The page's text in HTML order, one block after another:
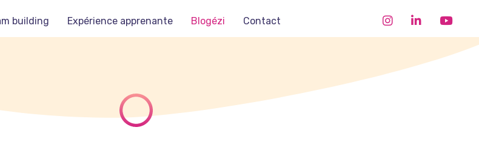
building Expérience apprenante Blogézi Contact